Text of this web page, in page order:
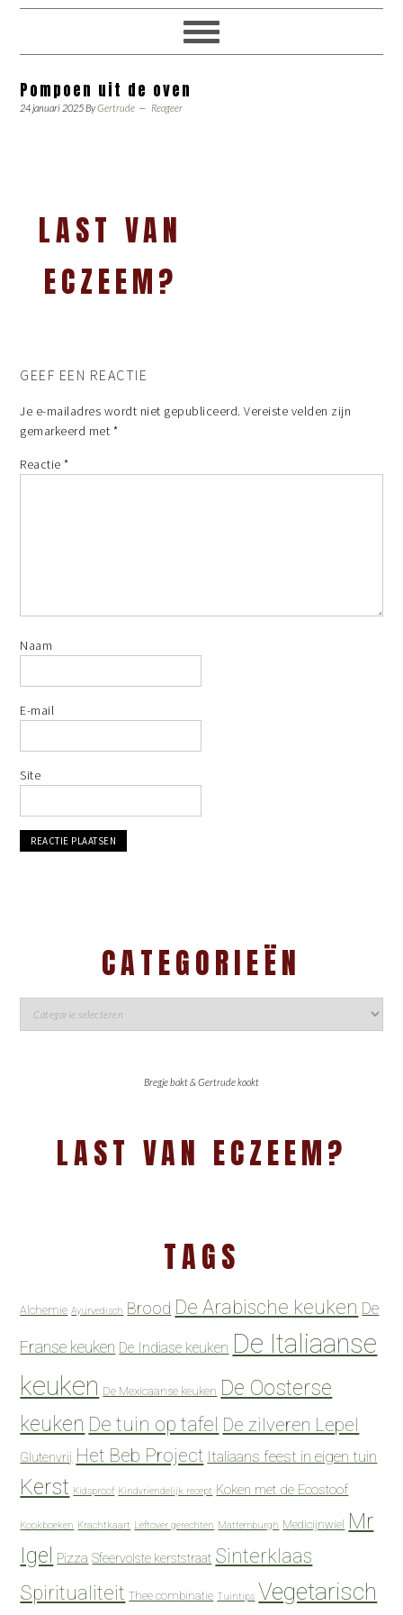
Pompoen uit de oven
24 januari 2025ByGertrude Reageer
LAST VAN
ECZEEM?
GEEF EEN REACTIE
Je e-mailadres wordt niet gepubliceerd. Vereiste velden zijn
gemarkeerd met *
Reactie*
Naam
E-mail
Site
CATEGORIEËN
Bregje bakt & Gertrude kookt
LAST VAN ECZEEM?
TAGS
Alchemie Ayurvedisch Brood De Arabische keuken De
Franse keuken De Indiase keuken De Italiaanse
keuken De Mexicaanse keuken De Oosterse
keuken De tuin op tafel De zilveren Lepel
Glutenvrij Het Beb Project Italiaans feest in eigen tuin
Kerst Kidsproof Kindvriendelijk recept Koken met de Ecostoof
Kookboeken Krachtkaart Leftover gerechten Mattemburgh Medicijnwiel Mr
Igel
Pizza Sfeervolste kerststraat Sinterklaas
Spiritualiteit Thee combinatie Tuintips Vegetarisch